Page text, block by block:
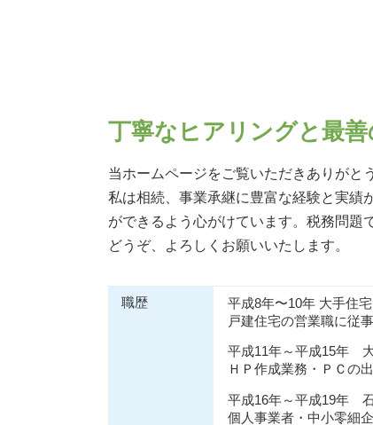
相続税 基礎控除 生命保険
相続税 基礎控除
相続税の申告
相続税とは 簡単に
土地 贈与税
相続税 子供のみ
事業承継 阪神間
事業承継 京都府
相続 奈良県
相続 阪神間
相続 北摂エリア
事業承継 奈良県
事業承継 兵庫県
丁寧なヒアリングと最
当ホームページをご覧いただきありがと
私は相続、事業承継に豊富な経験と実績
ができるよう心がけています。税務問題
どうぞ、よろしくお願いいたします。
職歴
平成8年〜10年 大手住
戸建住宅の営業職に従事
平成11年～平成15年
ＨＰ作成業務・ＰＣの
平成16年～平成19年
個人事業者・中小零細